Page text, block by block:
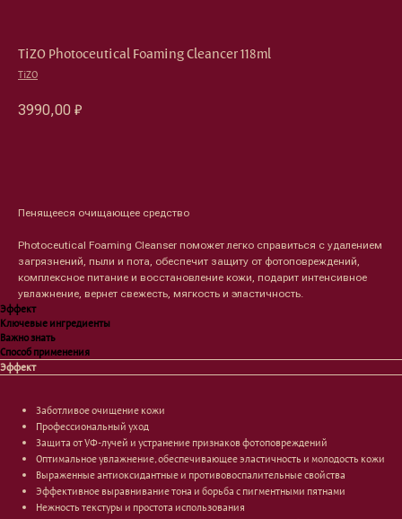
TiZO Photoceutical Foaming Cleancer 118ml
TiZO
3990,00 ₽
Пенящееся очищающее средство
Photoceutical Foaming Cleanser поможет легко справиться с удалением
загрязнений, пыли и пота, обеспечит защиту от фотоповреждений,
комплексное питание и восстановление кожи, подарит интенсивное
увлажнение, вернет свежесть, мягкость и эластичность.
Эффект
Ключевые ингредиенты
Важно знать
Способ применения
Эффект
Заботливое очищение кожи
Профессиональный уход
Защита от УФ-лучей и устранение признаков фотоповреждений
Оптимальное увлажнение, обеспечивающее эластичность и молодость кожи
Выраженные антиоксидантные и противовоспалительные свойства
Эффективное выравнивание тона и борьба с пигментными пятнами
Нежность текстуры и простота использования